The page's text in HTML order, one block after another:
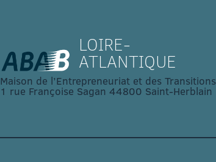
LOIRE-
ATLANTIQUE
Maison de l’Entrepreneuriat et des Transitions
1 rue Françoise Sagan 44800 Saint-Herblain